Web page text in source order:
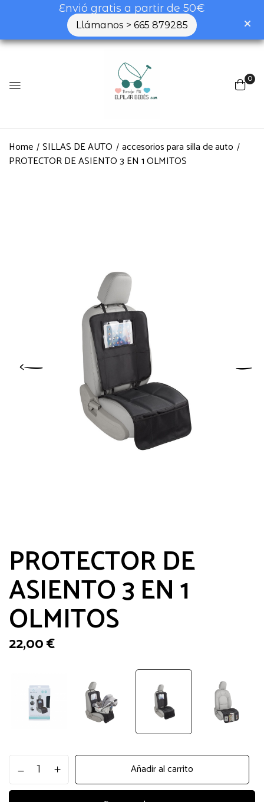
Envió gratis a partir de 50€
Llámanos > 665 879285
0
Home SILLAS DE AUTO
accesorios para silla de auto
PROTECTOR DE ASIENTO 3 EN 1 OLMITOS
PROTECTOR DE
ASIENTO 3 EN 1
OLMITOS
22,00€
DE
ASIENTO
Añadir al carrito